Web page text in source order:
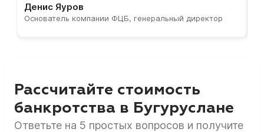
Денис Яуров
Основатель компании ФЦБ, генеральный директор
Рассчитайте стоимость
банкротства в Бугуруслане
Ответьте на 5 простых вопросов и получите